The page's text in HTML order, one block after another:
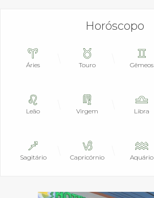
Horóscopo
Áries Touro Gêmeos
Leão Virgem Libra
Sagitário Capricórnio Aquário